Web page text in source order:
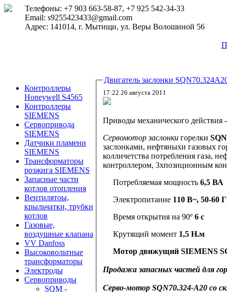
Телефоны: +7 903 663-58-87, +7 925 542-34-33
Email: s9255423433@gmail.com
Адрес: 141014, г. Мытищи, ул. Веры Волошиной 56
Контроллеры
Honeywell S4565
Контроллеры
SIEMENS
Сервопривода
SIEMENS
Датчики пламени
SIEMENS
Трансформаторы
розжига SIEMENS
Запасные части
котлов отопления
Вентилятоы,
крыльчатки, трубки
котлов
Газовые,
воздушные клапана
VV Danfoss
Высоковольтные
трансформаторы
Электроды
Сервоприводы
SQM -
Двигатель заслонки
17:22 26 августа 2011
Приводы механического действия
Сервомотор заслонки горелки
заслонками, нефтяныхи газовых
колличетства потребления газа,
контроллером, 3хпозиционным
Потребляемая мощность 6,5 ВА
Электропитание 110 В~, 50-60
Время открытия на 90º 6 с
Крутящий момент 1,5 Н.м
Мотор движущий SIEMENS
Продажа запасных частей для
Серво-мотор SQN70.324-A20 со